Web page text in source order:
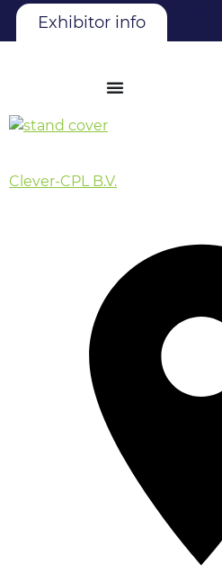
Exhibitor info
Clever-CPL B.V.